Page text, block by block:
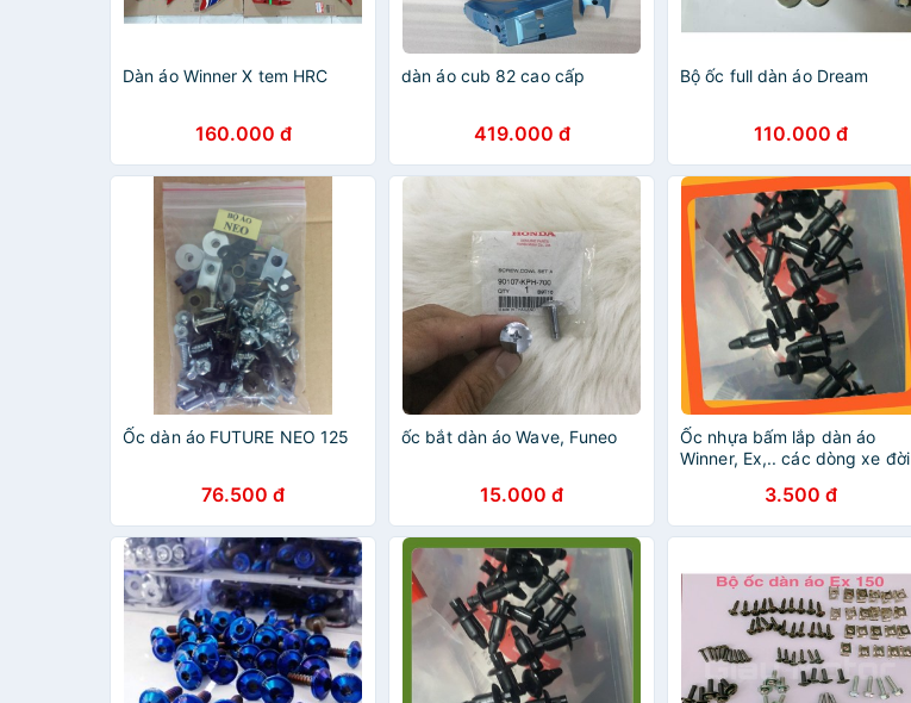
Dàn áo Winner X tem HRC
160.000 đ
dàn áo cub 82 cao cấp
419.000 đ
Bộ ốc full dàn áo Dream
110.000 đ
Ốc dàn áo FUTURE NEO 125
76.500 đ
ốc bắt dàn áo Wave, Funeo
15.000 đ
Ốc nhựa bấm lắp dàn áo
Winner, Ex,.. các dòng xe đời
3.500 đ